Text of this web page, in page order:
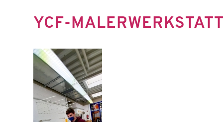
YCF-